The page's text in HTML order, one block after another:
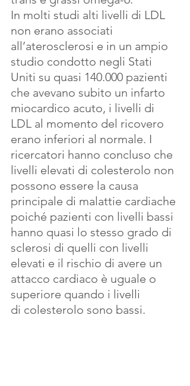
In molti studi alti livelli di LDL
non erano associati
all’aterosclerosi e in un ampio
studio condotto negli Stati
Uniti su quasi 140.000 pazienti
che avevano subito un infarto
miocardico acuto, i livelli di
LDL al momento del ricovero
erano inferiori al normale. I
ricercatori hanno concluso che
livelli elevati di colesterolo non
possono essere la causa
principale di malattie cardiache
poiché pazienti con livelli bassi
hanno quasi lo stesso grado di
sclerosi di quelli con livelli
elevati e il rischio di avere un
attacco cardiaco è uguale o
superiore quando i livelli
di colesterolo sono bassi.